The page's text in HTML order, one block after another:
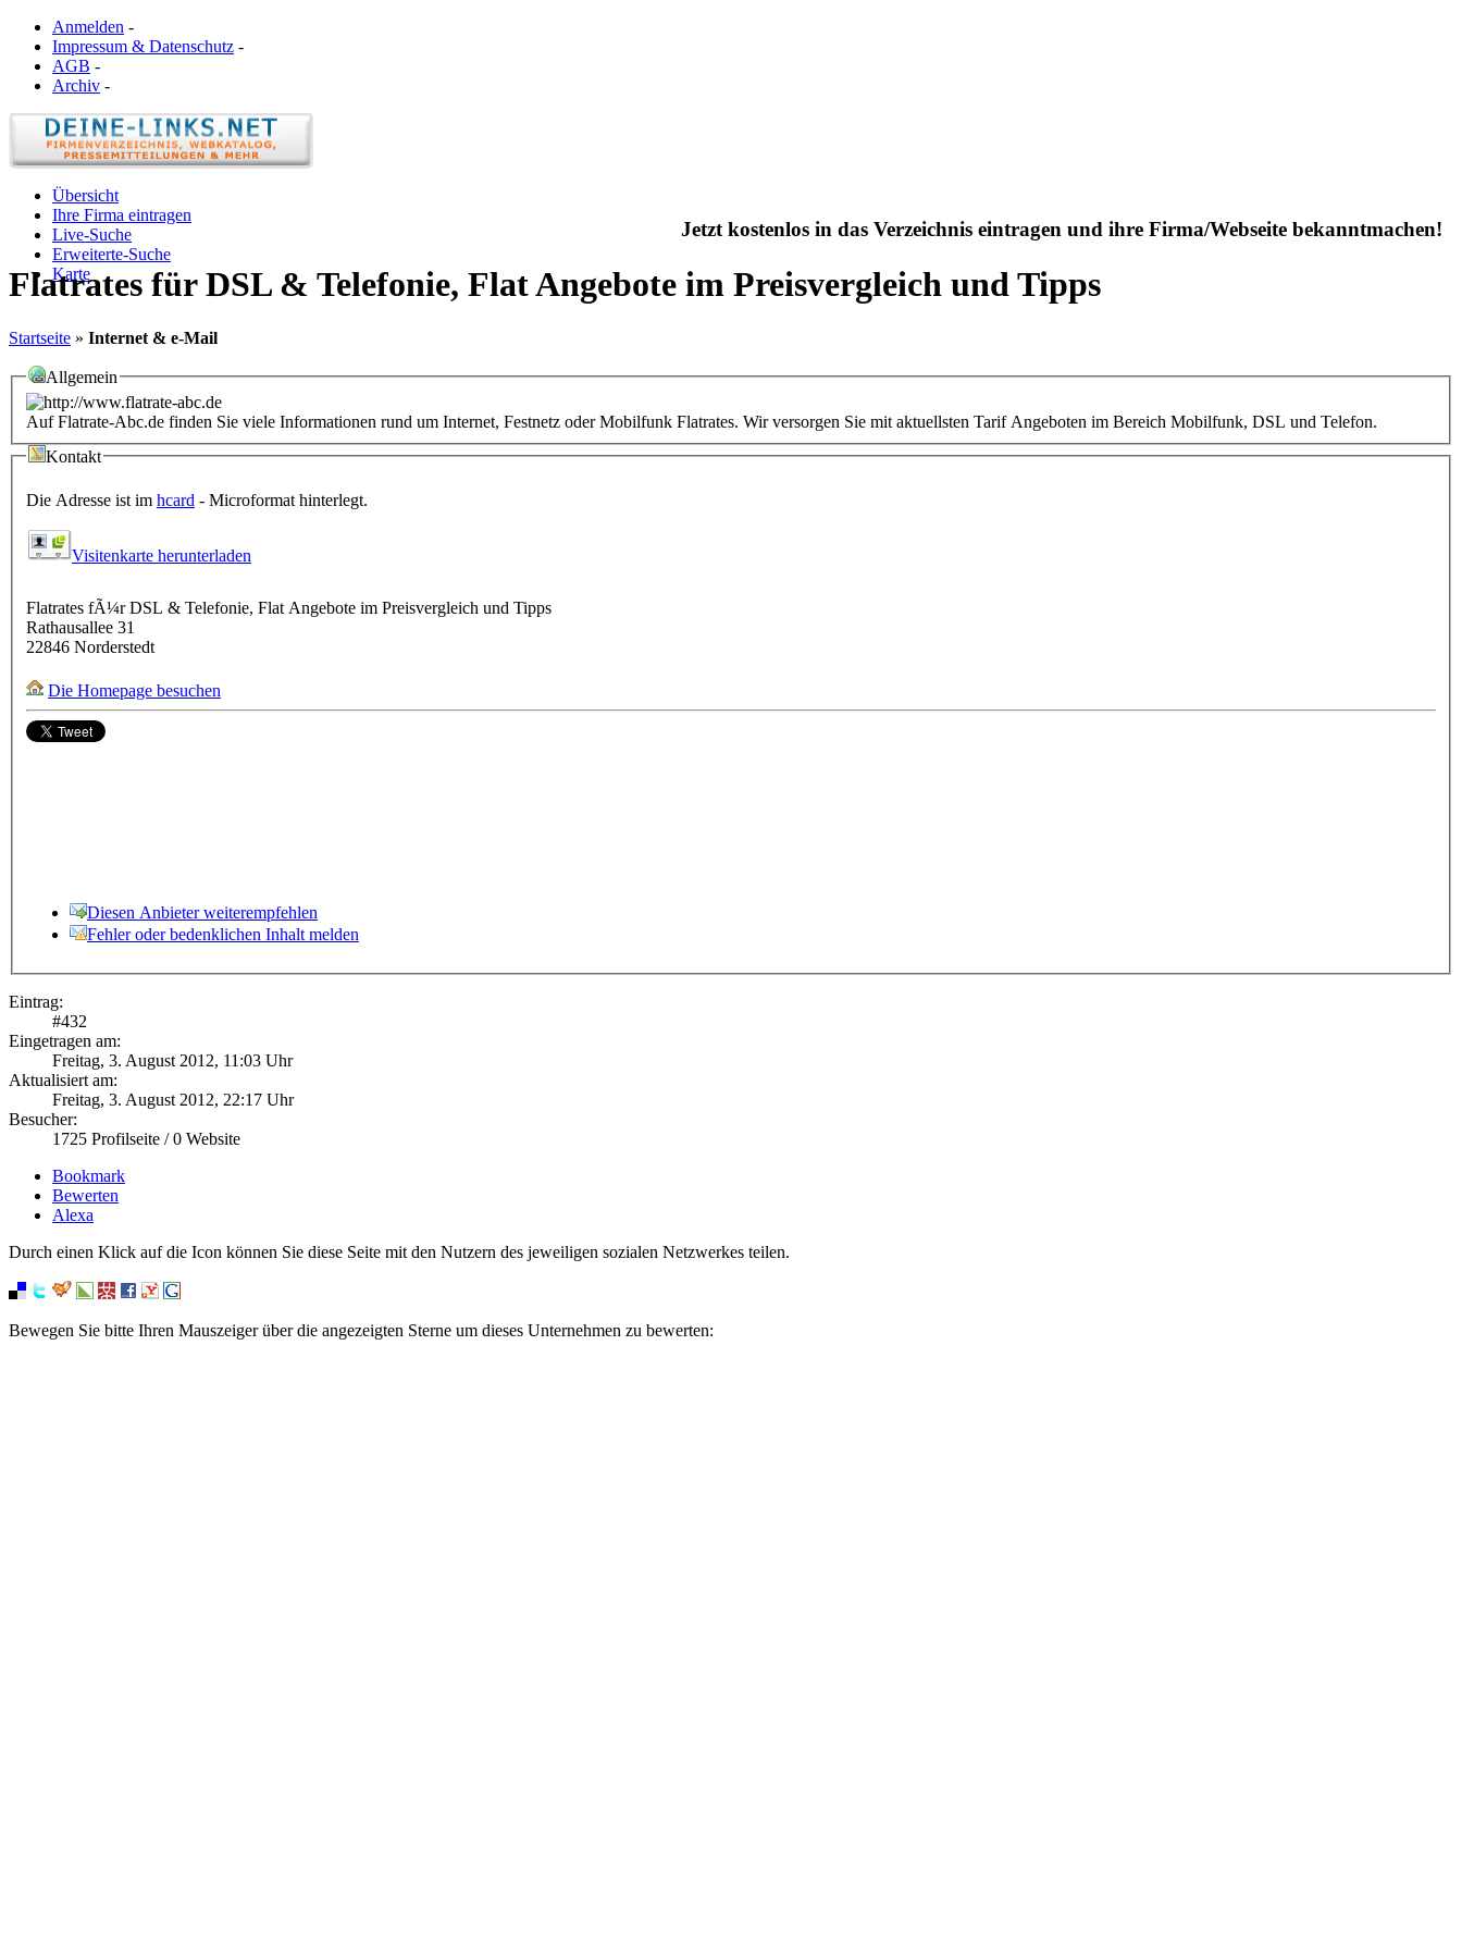
Anmelden -
Impressum & Datenschutz -
AGB -
Archiv -
Übersicht
Ihre Firma eintragen
Live-Suche
Erweiterte-Suche
Karte
Jetzt kostenlos in das Verzeichnis eintragen und ihre Firma/Webseite bekanntmachen!
Flatrates für DSL & Telefonie, Flat Angebote im Preisvergleich und Tipps
Startseite » Internet & e-Mail
Allgemein
Auf Flatrate-Abc.de finden Sie viele Informationen rund um Internet, Festnetz oder Mobilfunk Flatrates. Wir versorgen Sie mit aktuellsten Tarif Angeboten im Bereich Mobilfunk, DSL und Telefon.
Kontakt
Die Adresse ist im hcard - Microformat hinterlegt.
Visitenkarte herunterladen
Flatrates fÃ¼r DSL & Telefonie, Flat Angebote im Preisvergleich und Tipps
Rathausallee 31
22846 Norderstedt
Die Homepage besuchen
Diesen Anbieter weiterempfehlen
Fehler oder bedenklichen Inhalt melden
Eintrag:
#432
Eingetragen am:
Freitag, 3. August 2012, 11:03 Uhr
Aktualisiert am:
Freitag, 3. August 2012, 22:17 Uhr
Besucher:
1725 Profilseite /0 Website
Bookmark
Bewerten
Alexa
Durch einen Klick auf die Icon können Sie diese Seite mit den Nutzern des jeweiligen sozialen Netzwerkes teilen.
Bewegen Sie bitte Ihren Mauszeiger über die angezeigten Sterne um dieses Unternehmen zu bewerten: